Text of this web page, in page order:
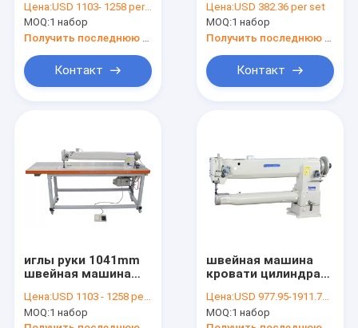
mm 11mm
Цена:USD 1103- 1258 per set
MOQ:1 набор
Контакт
стежком утески
330×125mm 8mm
потока
Цена:USD 382.36 per set
MOQ:1 набор
Контакт
иглы руки 1041mm
швейная машина
сверхмощной 11mm
двойной
Цена:USD 1103 - 1258 per set
MOQ:1 набор
швейная машина
кровати цилиндра
70mm 600*110mm
Цена:USD 977.95-1911.77 per set
MOQ:1 набор